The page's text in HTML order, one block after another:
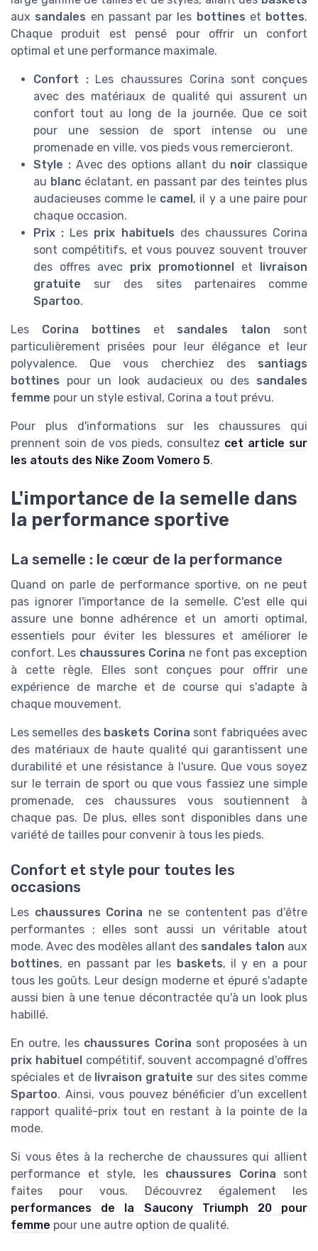
aux sandales en passant par les bottines et bottes.
Chaque produit est pensé pour offrir un confort
optimal et une performance maximale.
Confort :Les chaussures Corina sont conçues
avec des matériaux de qualité qui assurent un
confort tout au long de la journée. Que ce soit
pour une session de sport intense ou une
promenade en ville, vos pieds vous remercieront.
Style :Avec des options allant du noir classique
au blanc éclatant, en passant par des teintes plus
audacieuses comme le camel, il y a une paire pour
chaque occasion.
Prix : Les prix habituels des chaussures Corina
sont compétitifs, et vous pouvez souvent trouver
des offres avec prix promotionnel et livraison
gratuite sur des sites partenaires comme
Spartoo.
Les Corina bottines et sandales talon sont
particulièrement prisées pour leur élégance et leur
polyvalence. Que vous cherchiez des santiags
bottines pour un look audacieux ou des sandales
femme pour un style estival, Corina a tout prévu.
Pour plus d'informations sur les chaussures qui
prennent soin de vos pieds, consultez cet article sur
les atouts des Nike Zoom Vomero 5.
L'importance de la semelle dans
la performance sportive
La semelle : le cœur de la performance
Quand on parle de performance sportive, on ne peut
pas ignorer l'importance de la semelle. C'est elle qui
assure une bonne adhérence et un amorti optimal,
essentiels pour éviter les blessures et améliorer le
confort. Les chaussures Corina ne font pas exception
à cette règle. Elles sont conçues pour offrir une
expérience de marche et de course qui s'adapte à
chaque mouvement.
Les semelles des baskets Corina sont fabriquées avec
des matériaux de haute qualité qui garantissent une
durabilité et une résistance à l'usure. Que vous soyez
sur le terrain de sport ou que vous fassiez une simple
promenade, ces chaussures vous soutiennent à
chaque pas. De plus, elles sont disponibles dans une
variété de tailles pour convenir à tous les pieds.
Confort et style pour toutes les
occasions
Les chaussures Corina ne se contentent pas d'être
performantes ; elles sont aussi un véritable atout
mode. Avec des modèles allant des sandales talon aux
bottines, en passant par les baskets, il y en a pour
tous les goûts. Leur design moderne et épuré s'adapte
aussi bien à une tenue décontractée qu'à un look plus
habillé.
En outre, les chaussures Corina sont proposées à un
prix habituelcompétitif, souvent accompagné d'offres
spéciales et de livraison gratuite sur des sites comme
Spartoo. Ainsi, vous pouvez bénéficier d'un excellent
rapport qualité-prix tout en restant à la pointe de la
mode.
Si vous êtes à la recherche de chaussures qui allient
performance et style, les chaussures Corina sont
faites pour vous. Découvrez également les
performances de la Saucony Triumph 20 pour
femme pour une autre option de qualité.